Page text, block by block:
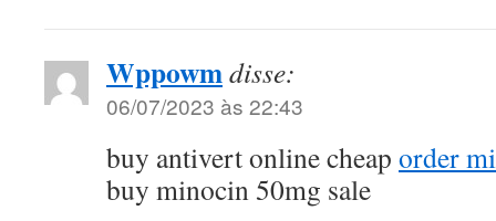
Wppowmdisse:
06/07/2023 às 22:43
buy antivert online cheap order
buy minocin 50mg sale